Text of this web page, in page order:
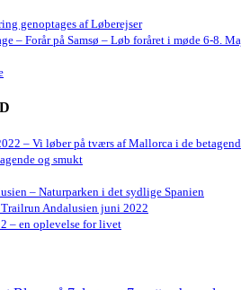
genoptages af Løberejser
– Forår på Samsø – Løb foråret i møde 6-8.
– Vi løber på tværs af Mallorca i de
og smukt
– Naturparken i det sydlige Spanien
Andalusien juni 2022
– en oplevelse for livet